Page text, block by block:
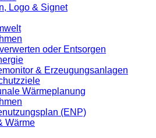
Logo & Signet
oder Entsorgen
& Erzeugungsanlagen
Wärmeplanung
(ENP)
Wärme